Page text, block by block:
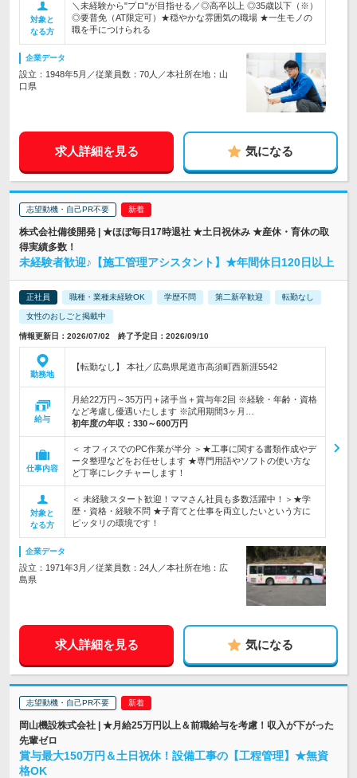
対象と
なる方
＼未経験から"プロ"が目指せる／◎高卒以上 ◎35歳以下（※）
◎要普免（AT限定可）★穏やかな雰囲気の職場 ★一生モノの
職を手につけられる
企業データ
設立：1948年5月／従業員数：70人／本社所在地：山
口県
求人詳細を見る 気になる
志望動機・自己PR不要
株式会社備後開発 | ★ほぼ毎日17時退社 ★土日祝休み ★産休・育休の取
得実績多数！
未経験者歓迎♪【施工管理アシスタント】★年間休日120日以上
正社員 職種・業種未経験OK 学歴不問 第二新卒歓迎 転勤なし
女性のおしごと掲載中
情報更新日：2026/07/02 終了予定日：2026/09/10
勤務地
【転勤なし】 本社／広島県尾道市高須町西新涯5542
給与
月給22万円～35万円＋諸手当＋賞与年2回 ※経験・年齢・資格
など考慮し優遇いたします ※試用期間3ヶ月…
初年度の年収： 330～600万円
仕事内容
＜ オフィスでのPC作業が半分 ＞★工事に関する書類作成やデ
ータ整理などをお任せします ★専門用語やソフトの使い方な
ど丁寧にレクチャーします！
対象と
なる方
＜ 未経験スタート歓迎！ママさん社員も多数活躍中！＞★学
歴・資格・経験不問 ★子育てと仕事を両立したいという方に
ピッタリの環境です！
企業データ
設立：1971年3月／従業員数：24人／本社所在地：広
島県
求人詳細を見る 気になる
志望動機・自己PR不要
岡山機設株式会社 | ★月給25万円以上＆前職給与を考慮！収入が下がった
先輩ゼロ
賞与最大150万円＆土日祝休！設備工事の【工程管理】★無資
格OK